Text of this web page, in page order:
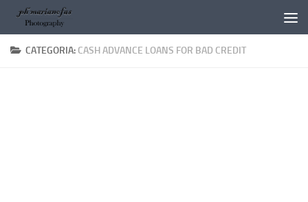
Salta al contenuto
CATEGORIA: CASH ADVANCE LOANS FOR BAD CREDIT